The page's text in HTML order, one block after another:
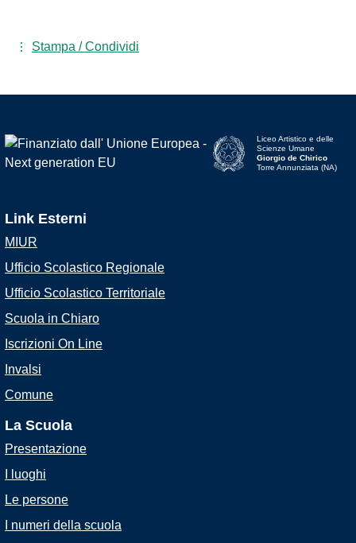
Stampa / Condividi
Liceo Artistico e delle
Scienze Umane
Giorgio de Chirico
Torre Annunziata (NA)
Link Esterni
MIUR
Ufficio Scolastico Regionale
Ufficio Scolastico Territoriale
Scuola in Chiaro
Iscrizioni On Line
Invalsi
Comune
La Scuola
Presentazione
I luoghi
Le persone
I numeri della scuola